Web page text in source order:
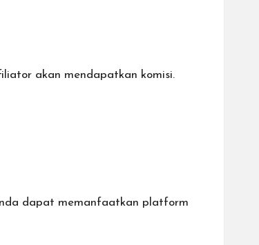
akan mendapatkan komisi.
dapat memanfaatkan platform